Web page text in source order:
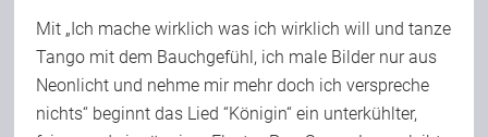
Mit „Ich mache wirklich was ich wirklich will und tanze
Tango mit dem Bauchgefühl, ich male Bilder nur aus
Neonlicht und nehme mir mehr doch ich verspreche
nichts“ beginnt das Lied “Königin“ ein unterkühlter,